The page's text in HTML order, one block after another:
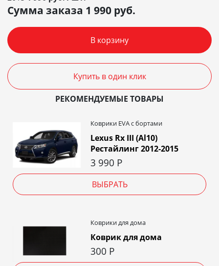
Сумма заказа 1 990 руб.
В корзину
Купить в один клик
РЕКОМЕНДУЕМЫЕ ТОВАРЫ
Коврики EVA c бортами
Lexus Rx III (Al10)
Рестайлинг 2012-2015
3 990 Р
ВЫБРАТЬ
Коврики для дома
Коврик для дома
300 Р